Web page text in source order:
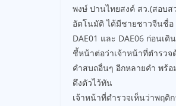
พงษ์ ปานไทยสงค์ สว.(สอบ
อัตโนมัติ ได้มีชายชาวจีนชื่อ
DAE01 และ DAE06 ก่อนเ
ชี้หน้าต่อว่าเจ้าหน้าที่ตำรวจ
คำสบถอื่นๆ อีกหลายคำ พร้
ดึงตัวไว้ทัน
เจ้าหน้าที่ตำรวจเห็นว่าพฤ